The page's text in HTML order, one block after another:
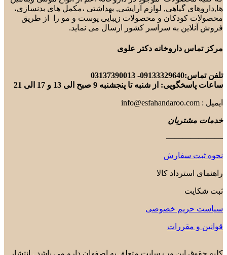
ها,داروهای گیاهی, لوازم آرایشی, بهداشتی ،مکمل های بدنسازی،
محصولات کودکان و محصولات زیبایی پوست و مو را از طریق
فروش آنلاین به سراسر کشور ارسال می نماید.
مرکز تماس داروخانه دکتر علوی
تلفن تماس:09133329640- 03137390013
ساعات پاسخگویی: از شنبه تا پنجشنبه 9 صبح الی 13 و 17 الی 21
ایمیل : info@esfahandaroo.com
خدمات مشتریان
———————
نحوه ثبت سفارش
راهنمای استرداد کالا
ثبت شکایت
سیاست حریم خصوصی
قوانین و مقررات
کلیه حقوق این وب سایت متعلق به اصفهان دارو می باشد . انتشار